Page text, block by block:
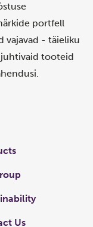
portfell
vajavad - täieliku
tooteid
Us